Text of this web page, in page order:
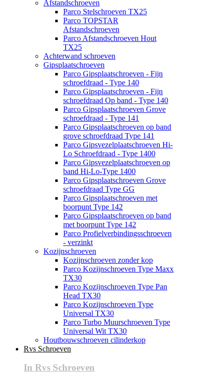
Afstandschroeven
Parco Stelschroeven TX25
Parco TOPSTAR
Afstandschroeven
Parco Afstandschroeven Hout
TX25
Achterwand schroeven
Gipsplaatschroeven
Parco Gipsplaatschroeven - Fijn
schroefdraad - Type 140
Parco Gipsplaatschroeven - Fijn
schroefdraad Op band - Type 140
Parco Gipsplaatschroeven Grove
schroefdraad - Type 141
Parco Gipsplaatschroeven op band
grove schroefdraad Type 141
Parco Gipsvezelplaatschroeven Hi-
Lo Schroefdraad - Type 1400
Parco Gipsvezelplaatschroeven op
band Hi-Lo-Type 1400
Parco Gipsplaatschroeven Grove
schroefdraad Type GG
Parco Gipsplaatschroeven met
boorpunt Type 142
Parco Gipsplaatschroeven op band
met boorpunt Type 142
Parco Profielverbindingsschroeven
- verzinkt
Kozijnschroeven
Kozijnschroeven zonder kop
Parco Kozijnschroeven Type Maxx
TX30
Parco Kozijnschroeven Type Pan
Head TX30
Parco Kozijnschroeven Type
Universal TX30
Parco Turbo Muurschroeven Type
Universal Wit TX30
Houtbouwschroeven cilinderkop
Rvs Schroeven
In Rvs Schroeven